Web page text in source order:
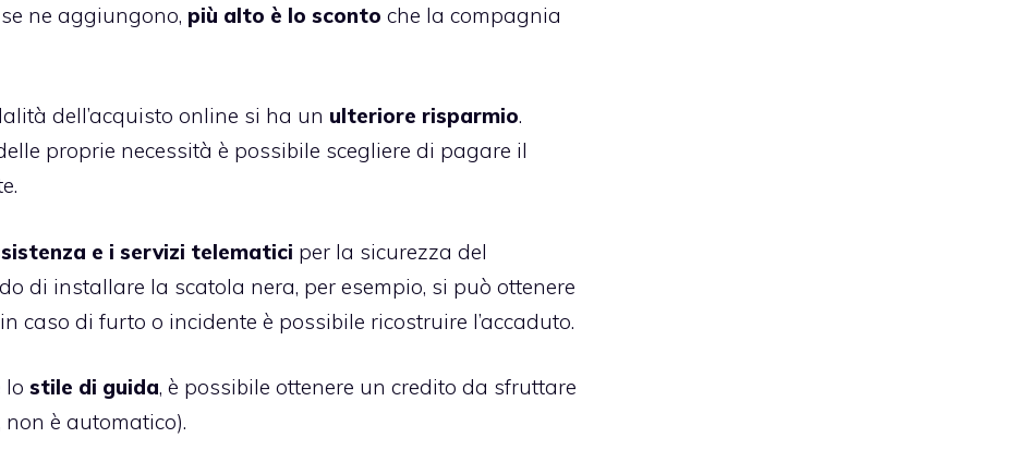
ne aggiungono, più alto è lo sconto che la compagnia
dell’acquisto online si ha un ulteriore risparmio.
proprie necessità è possibile scegliere di pagare il
e i servizi telematici per la sicurezza del
di installare la scatola nera, per esempio, si può ottenere
caso di furto o incidente è possibile ricostruire l’accaduto.
lo stile di guida, è possibile ottenere un credito da sfruttare
è automatico).